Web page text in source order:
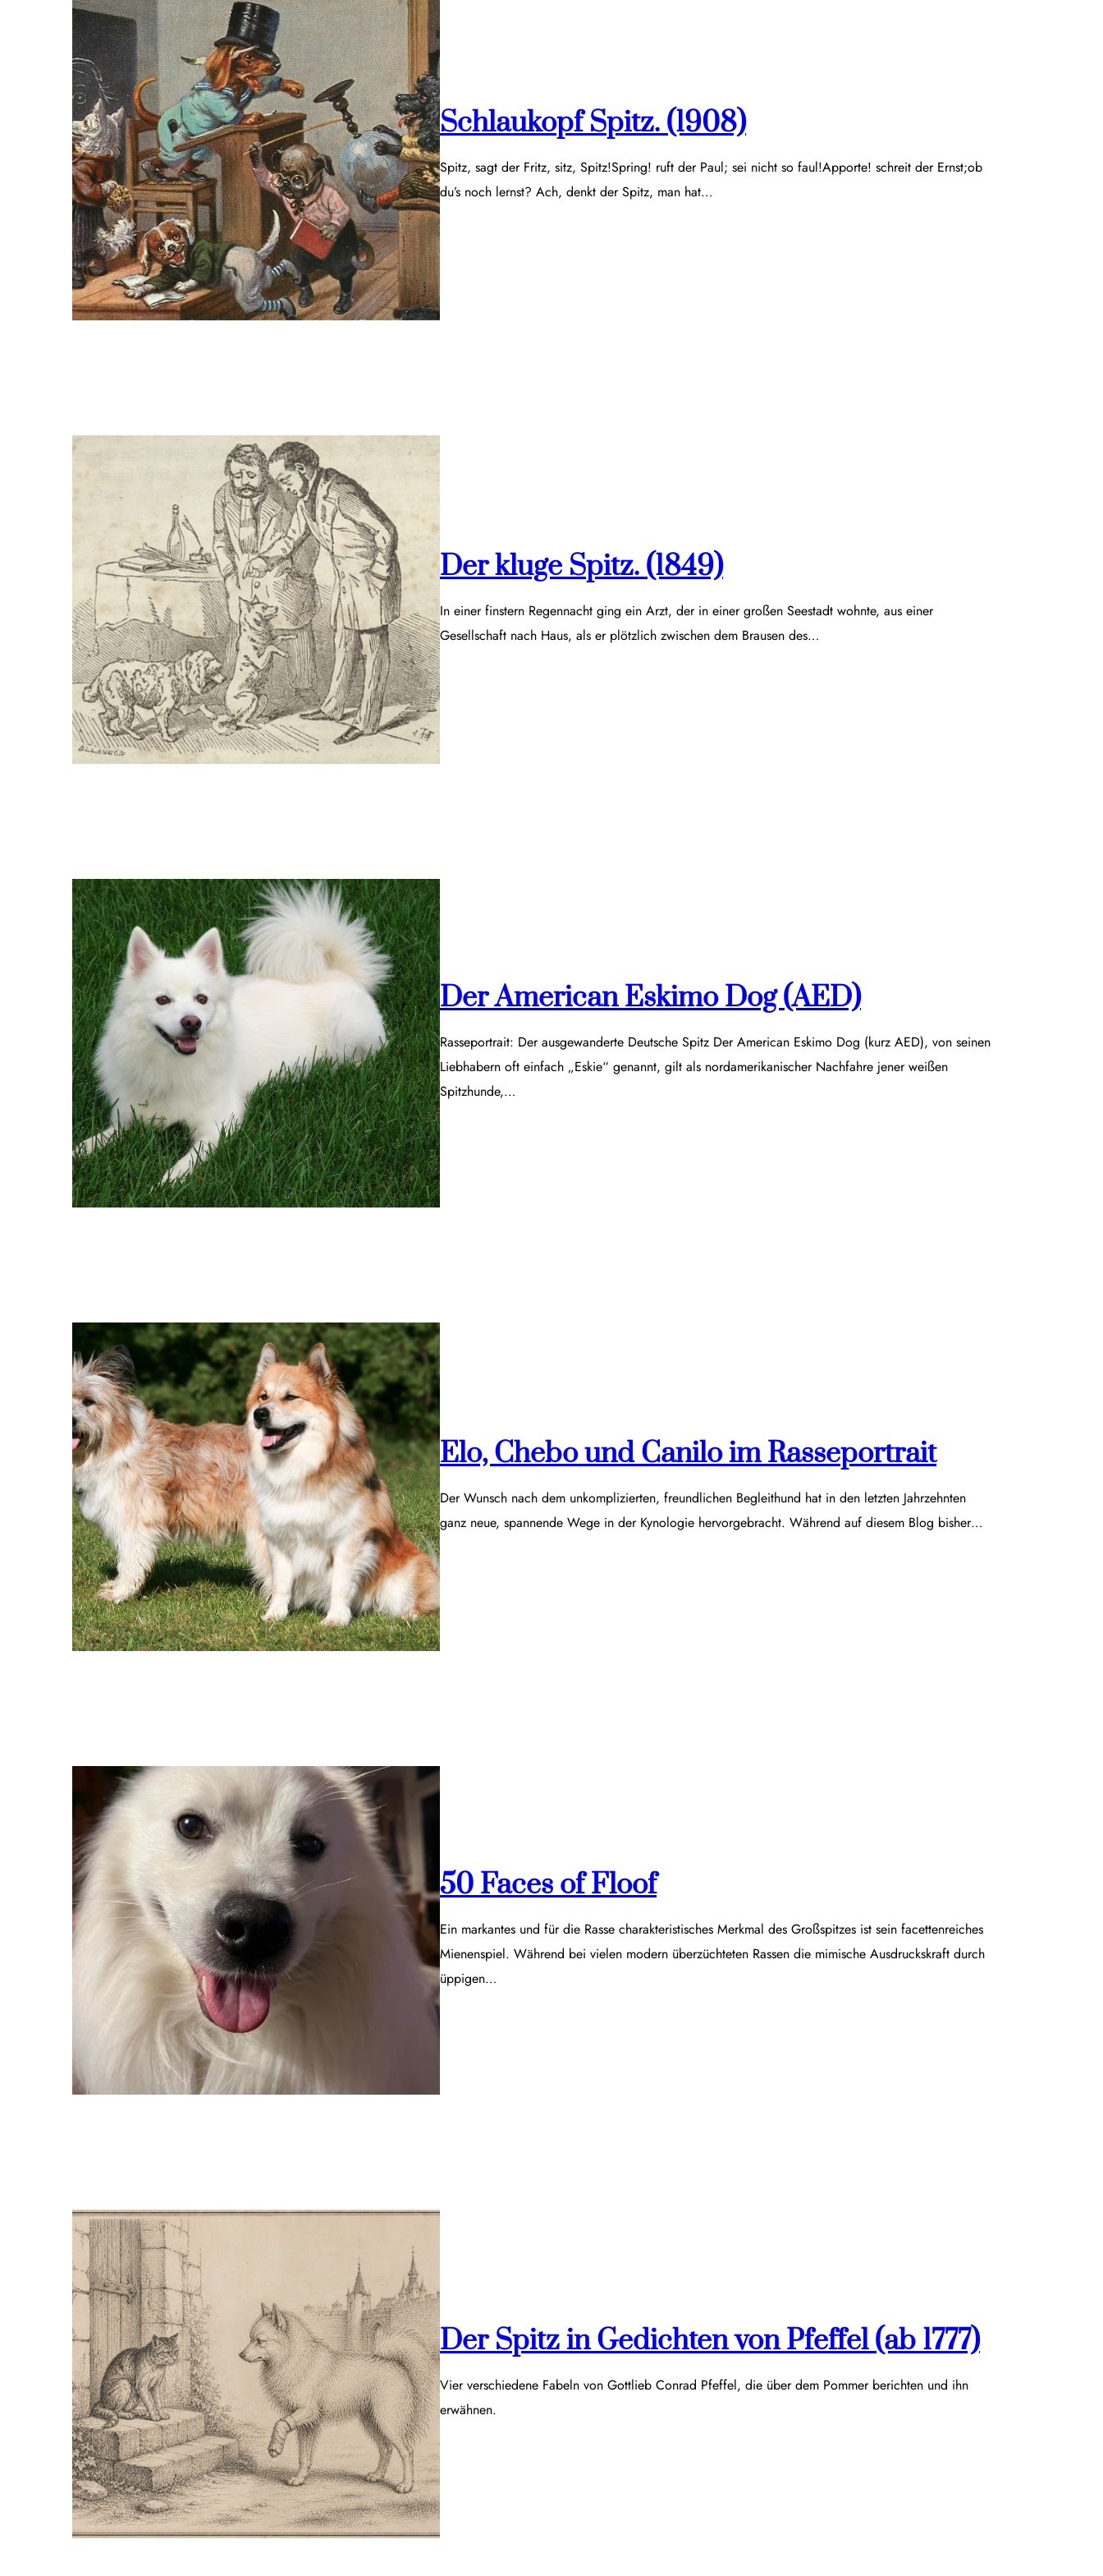
Schlaukopf Spitz. (1908)
Spitz, sagt der Fritz, sitz, Spitz!Spring! ruft der Paul; sei nicht so faul!Apporte! schreit der Ernst;ob
du’s noch lernst? Ach, denkt der Spitz, man hat…
Der kluge Spitz. (1849)
In einer finstern Regennacht ging ein Arzt, der in einer großen Seestadt wohnte, aus einer
Gesellschaft nach Haus, als er plötzlich zwischen dem Brausen des…
Der American Eskimo Dog (AED)
Rasseportrait: Der ausgewanderte Deutsche Spitz Der American Eskimo Dog (kurz AED), von seinen
Liebhabern oft einfach „Eskie“ genannt, gilt als nordamerikanischer Nachfahre jener weißen
Spitzhunde,…
Elo, Chebo und Canilo im Rasseportrait
Der Wunsch nach dem unkomplizierten, freundlichen Begleithund hat in den letzten Jahrzehnten
ganz neue, spannende Wege in der Kynologie hervorgebracht. Während auf diesem Blog bisher…
50 Faces of Floof
Ein markantes und für die Rasse charakteristisches Merkmal des Großspitzes ist sein facettenreiches
Mienenspiel. Während bei vielen modern überzüchteten Rassen die mimische Ausdruckskraft durch
üppigen…
Der Spitz in Gedichten von Pfeffel (ab 1777)
Vier verschiedene Fabeln von Gottlieb Conrad Pfeffel, die über dem Pommer berichten und ihn
erwähnen.